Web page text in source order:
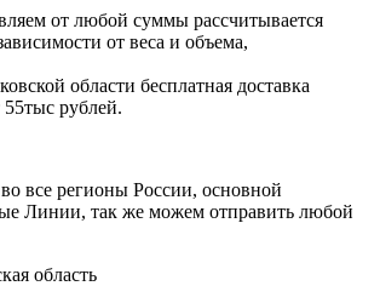
от любой суммы рассчитывается
от веса и объема,
области бесплатная доставка
55тыс рублей.
все регионы России, основной
Линии, так же можем отправить любой
область